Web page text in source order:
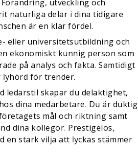
utveckling och
naturliga delar i dina tidigare
är en klar fördel.
eller universitetsutbildning och
ekonomiskt kunnig person som
på analys och fakta. Samtidigt
för trender.
ledarstil skapar du delaktighet,
dina medarbetare. Du är duktig
mål och riktning samt
dina kollegor. Prestigelös,
en stark vilja att lyckas stämmer